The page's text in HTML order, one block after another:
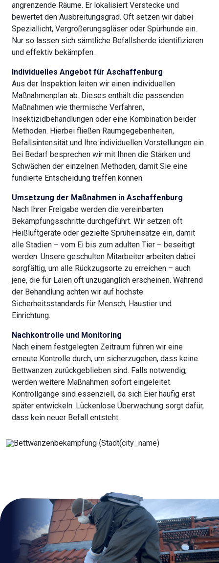
angrenzende Räume. Er lokalisiert Verstecke und
bewertet den Ausbreitungsgrad. Oft setzen wir dabei
Speziallicht, Vergrößerungsgläser oder Spürhunde ein.
Nur so lassen sich sämtliche Befallsherde identifizieren
und effektiv bekämpfen.
Individuelles Angebot für Aschaffenburg
Aus der Inspektion leiten wir einen individuellen
Maßnahmenplan ab. Dieses enthält die passenden
Maßnahmen wie thermische Verfahren,
Insektizidbehandlungen oder eine Kombination beider
Methoden. Hierbei fließen Raumgegebenheiten,
Befallsintensität und Ihre individuellen Vorstellungen ein.
Bei Bedarf besprechen wir mit Ihnen die Stärken und
Schwächen der einzelnen Methoden, damit Sie eine
fundierte Entscheidung treffen können.
Umsetzung der Maßnahmen in Aschaffenburg
Nach Ihrer Freigabe werden die vereinbarten
Bekämpfungsschritte durchgeführt. Wir setzen oft
Heißluftgeräte oder gezielte Sprüheinsätze ein, damit
alle Stadien – vom Ei bis zum adulten Tier – beseitigt
werden. Unsere geschulten Mitarbeiter arbeiten dabei
sorgfältig, um alle Rückzugsorte zu erreichen – auch
jene, die für Laien oft unzugänglich erscheinen. Während
der Behandlung achten wir auf höchste
Sicherheitsstandards für Mensch, Haustier und
Einrichtung.
Nachkontrolle und Monitoring
Nach einem festgelegten Zeitraum führen wir eine
erneute Kontrolle durch, um sicherzugehen, dass keine
Bettwanzen zurückgeblieben sind. Falls notwendig,
werden weitere Maßnahmen sofort eingeleitet.
Kontrollgänge sind essenziell, da sich Eier häufig erst
später entwickeln. Lückenlose Überwachung sorgt dafür,
dass kein neuer Befall entsteht.